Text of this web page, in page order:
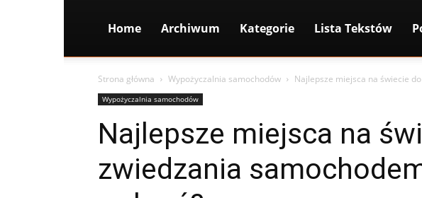
Home Archiwum Kategorie Lista Tekstów
Strona główna Wypożyczalnia samochodów Najlepsze miejsca na świecie
Wypożyczalnia samochodów
Najlepsze miejsca na
zwiedzania